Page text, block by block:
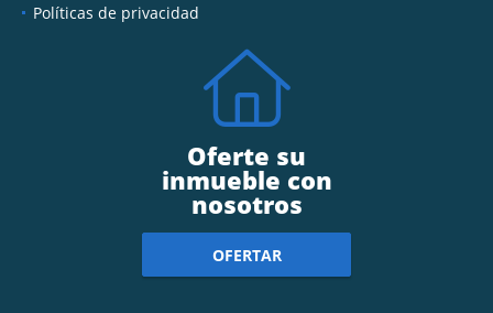
Políticas de privacidad
Oferte su
inmueble con
nosotros
OFERTAR